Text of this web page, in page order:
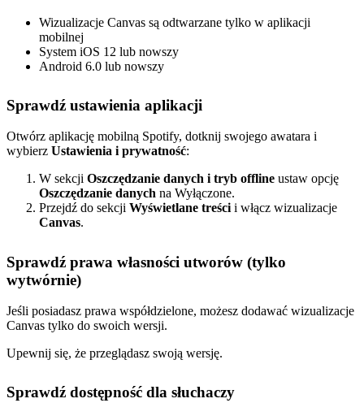
Wizualizacje Canvas są odtwarzane tylko w aplikacji
mobilnej
System iOS 12 lub nowszy
Android 6.0 lub nowszy
Sprawdź ustawienia aplikacji
Otwórz aplikację mobilną Spotify, dotknij swojego awatara i
wybierz Ustawienia i prywatność:
W sekcji Oszczędzanie danych i tryb offline ustaw opcję
Oszczędzanie danych na Wyłączone.
Przejdź do sekcji Wyświetlane treścii włącz wizualizacje
Canvas.
Sprawdź prawa własności utworów (tylko
wytwórnie)
Jeśli posiadasz prawa współdzielone, możesz dodawać wizualizacje
Canvas tylko do swoich wersji.
Upewnij się, że przeglądasz swoją wersję.
Sprawdź dostępność dla słuchaczy